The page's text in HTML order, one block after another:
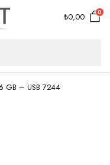
₺0,00 0
GB – USB 7244